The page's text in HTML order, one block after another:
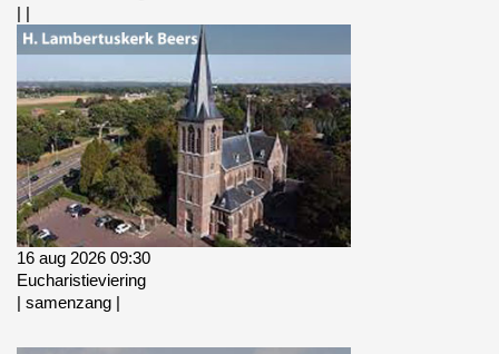
| |
16 aug 2026 09:30
Eucharistieviering
| samenzang |